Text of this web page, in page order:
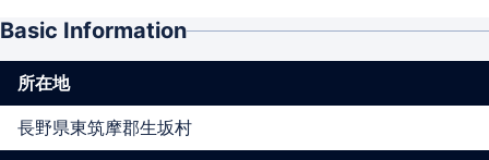
Basic Information
所在地
長野県東筑摩郡生坂村